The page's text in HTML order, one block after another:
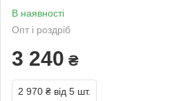
В наявності
Опт і роздріб
3 240 ₴
2 970 ₴ від 5 шт.